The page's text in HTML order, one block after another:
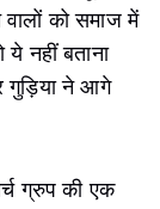
को समाज में
नहीं बताना
गुड़िया ने आगे
ग्रुप की एक